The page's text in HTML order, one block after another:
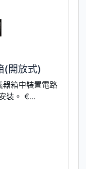
(開放式)
箱中裝置電路
裝。 €...